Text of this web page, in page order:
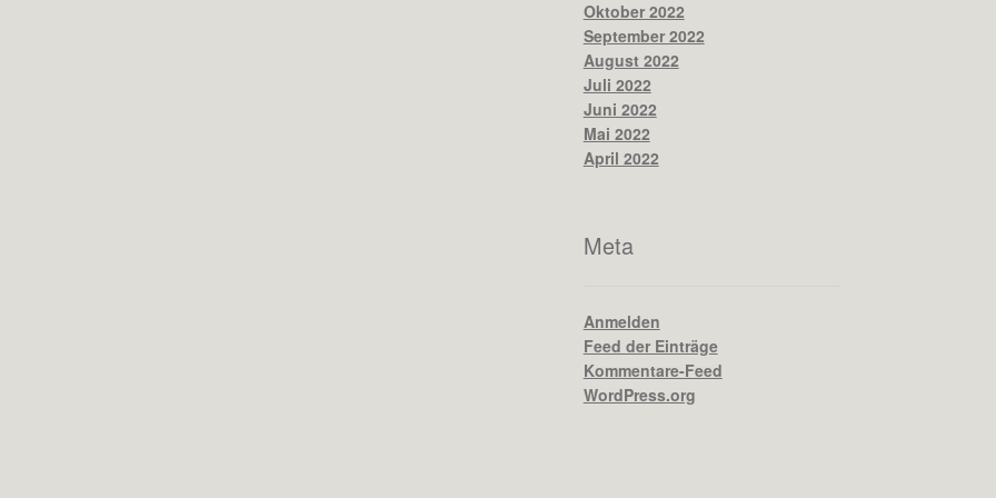
Oktober 2022
September 2022
August 2022
Juli 2022
Juni 2022
Mai 2022
April 2022
Meta
Anmelden
Feed der Einträge
Kommentare-Feed
WordPress.org